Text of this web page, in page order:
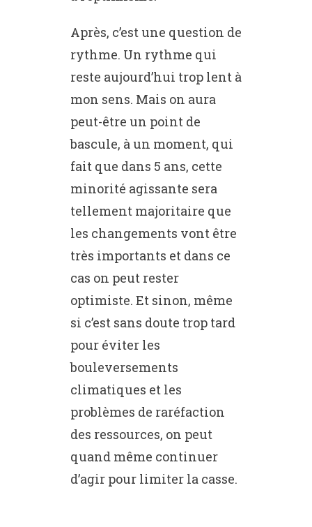
Après, c’est une question de
rythme. Un rythme qui
reste aujourd’hui trop lent à
mon sens. Mais on aura
peut-être un point de
bascule, à un moment, qui
fait que dans 5 ans, cette
minorité agissante sera
tellement majoritaire que
les changements vont être
très importants et dans ce
cas on peut rester
optimiste. Et sinon, même
si c’est sans doute trop tard
pour éviter les
bouleversements
climatiques et les
problèmes de raréfaction
des ressources, on peut
quand même continuer
d’agir pour limiter la casse.